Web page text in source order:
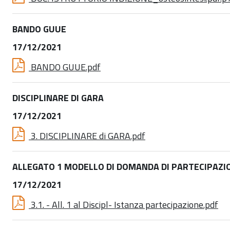
BANDO GUUE
17/12/2021
BANDO GUUE.pdf
DISCIPLINARE DI GARA
17/12/2021
3. DISCIPLINARE di GARA.pdf
ALLEGATO 1 MODELLO DI DOMANDA DI
17/12/2021
3.1. - All. 1 al Discipl- Istanza partecipazione.pdf